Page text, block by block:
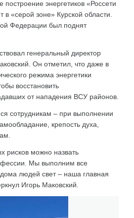
построение энергетиков «Россети
в «серой зоне» Курской области.
Федерации был поднят
генеральный директор
Он отметил, что даже в
режима энергетики
восстановить
от нападения ВСУ районов.
сотрудникам – при выполнении
крепость духа,
рисков можно назвать
Мы выполним все
людей свет – наша главная
Игорь Маковский.